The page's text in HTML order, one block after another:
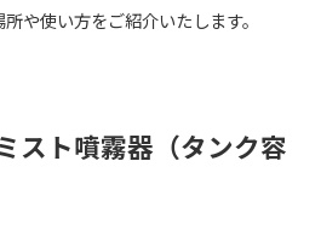
や使い方をご紹介いたします。
スト噴霧器（タンク容